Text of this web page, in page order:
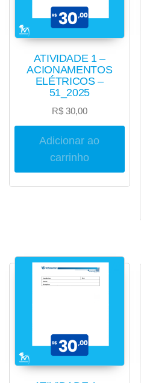
ATIVIDADE 1 –
ACIONAMENTOS
ELÉTRICOS –
51_2025
R$30,00
Adicionar ao
carrinho